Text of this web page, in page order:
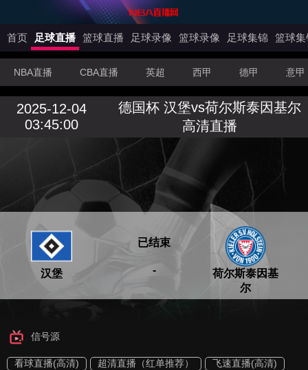
首页 足球直播 篮球直播 足球录像 篮球录像 足球集锦 篮球集
NBA直播 CBA直播 英超 西甲 德甲 意甲
2025-12-04
03:45:00
德国杯 汉堡vs荷尔斯泰因基尔
高清直播
汉堡 -
已结束
荷尔斯泰因基
尔
信号源
看球直播(高清) 超清直播（红单推荐）
飞速直播(高清)